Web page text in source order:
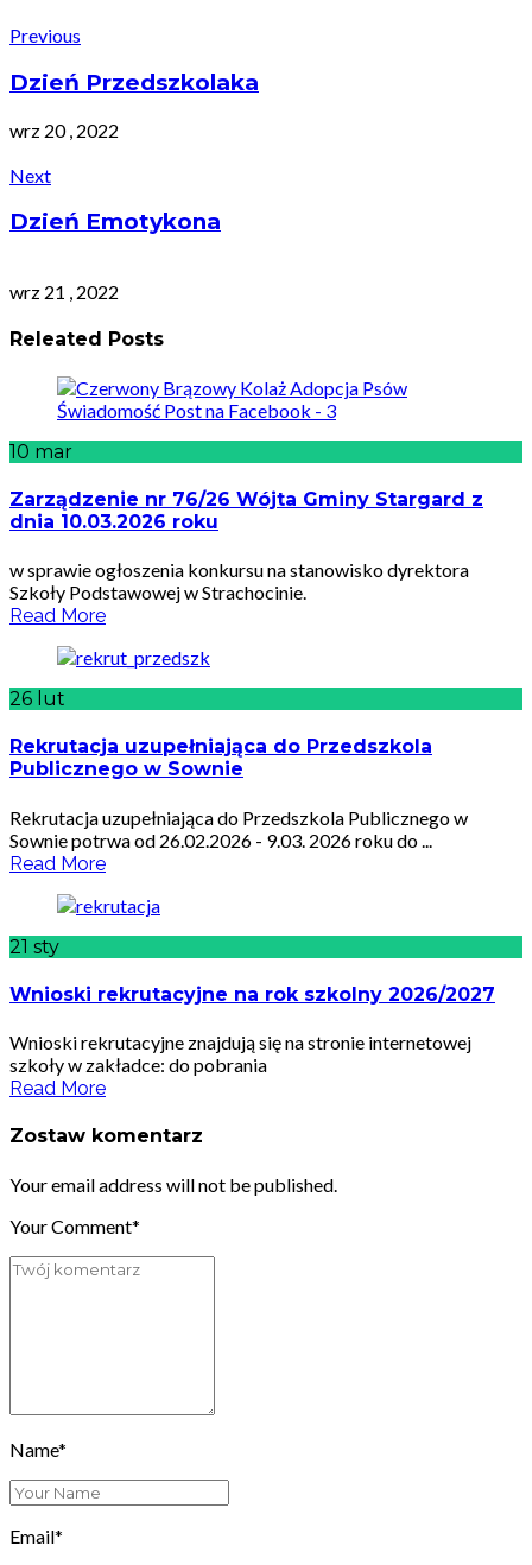
Previous
Dzień Przedszkolaka
wrz 20 , 2022
Next
Dzień Emotykona
wrz 21 , 2022
Releated Posts
10 mar
Zarządzenie nr 76/26 Wójta Gminy Stargard z
dnia 10.03.2026 roku
w sprawie ogłoszenia konkursu na stanowisko dyrektora
Szkoły Podstawowej w Strachocinie.
Read More
26 lut
Rekrutacja uzupełniająca do Przedszkola
Publicznego w Sownie
Rekrutacja uzupełniająca do Przedszkola Publicznego w
Sownie potrwa od 26.02.2026 - 9.03. 2026 roku do ...
Read More
21 sty
Wnioski rekrutacyjne na rok szkolny 2026/2027
Wnioski rekrutacyjne znajdują się na stronie internetowej
szkoły w zakładce: do pobrania
Read More
Zostaw komentarz
Your email address will not be published.
Your Comment*
Name*
Email*